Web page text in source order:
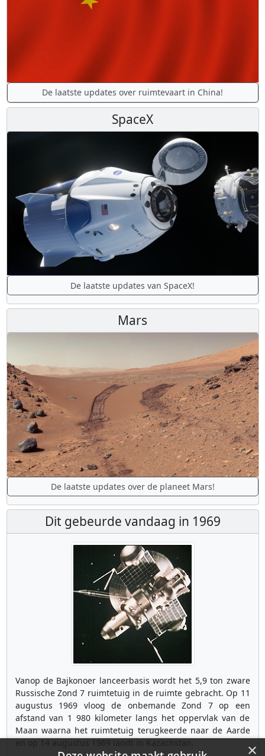
De laatste updates over ruimtevaart in China!
SpaceX
De laatste updates van SpaceX!
Mars
De laatste updates over de planeet Mars!
Dit gebeurde vandaag in 1969
Vanop de Bajkonoer lanceerbasis wordt het 5,9 ton zware
Russische Zond 7 ruimtetuig in de ruimte gebracht. Op 11
augustus 1969 vloog de onbemande Zond 7 op een
afstand van 1 980 kilometer langs het oppervlak van de
Maan waarna het ruimtetuig terugkeerde naar de Aarde
×